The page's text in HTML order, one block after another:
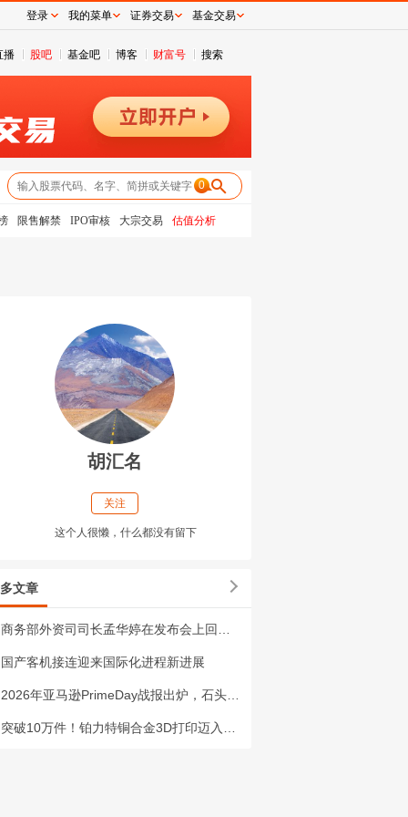
播 股吧 基金吧 博客 财富号 搜索
0
限售解禁 IPO审核 大宗交易 估值分析
胡汇名
关注
这个人很懒，什么都没有留下
文章
国产客机接连迎来国际化进程新进展
登录 我的菜单 证券交易 基金交易